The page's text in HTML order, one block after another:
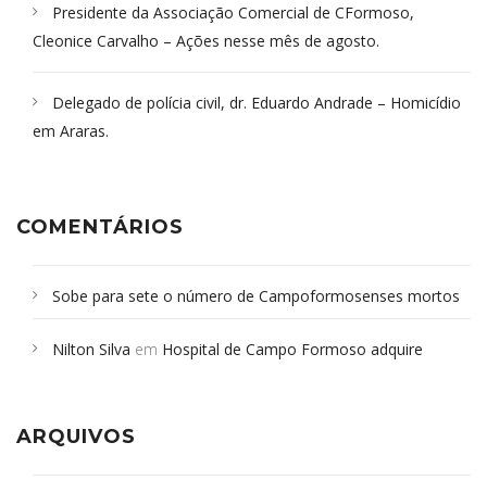
Presidente da Associação Comercial de CFormoso,
Cleonice Carvalho – Ações nesse mês de agosto.
Delegado de polícia civil, dr. Eduardo Andrade – Homicídio
em Araras.
COMENTÁRIOS
Sobe para sete o número de Campoformosenses mortos
Campoformosenses que morreram em desabamentos são
Nilton Silva em Hospital de Campo Formoso adquire
ARQUIVOS